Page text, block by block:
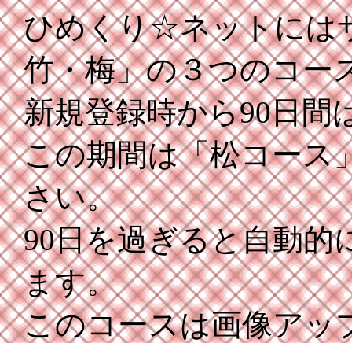
ひめくり☆ネットには
竹・梅」の３つのコー
新規登録時から90日間
この期間は「松コース
さい。
90日を過ぎると自動的
ます。
このコースは画像アッ